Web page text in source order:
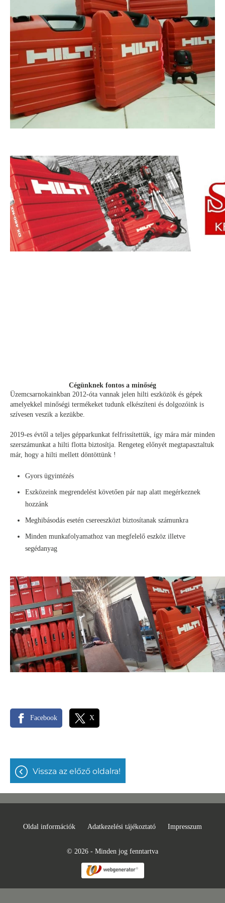
Cégünknek fontos a minőség
Üzemcsarnokainkban 2012-óta vannak jelen hilti eszközök és gépek
amelyekkel minőségi termékeket tudunk elkészíteni és dolgozóink is
szívesen veszik a kezükbe.
2019-es évtől a teljes gépparkunkat felfrissítettük, így mára már minden
szerszámunkat a hilti flotta biztosítja. Rengeteg előnyét megtapasztaltuk
már, hogy a hilti mellett döntöttünk !
Gyors ügyintézés
Eszközeink megrendelést követően pár nap alatt megérkeznek
hozzánk
Meghibásodás esetén csereeszközt biztosítanak számunkra
Minden munkafolyamathoz van megfelelő eszköz illetve
segédanyag
Facebook X
vissza az előző oldalra!
© 2026 - Minden jog fenntartva
Oldal információk Adatkezelési tájékoztató Impresszum